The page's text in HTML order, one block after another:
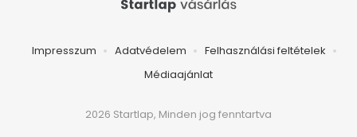
Impresszum Adatvédelem
Felhasználási feltételek
Médiaajánlat
2026 Startlap, Minden jog fenntartva